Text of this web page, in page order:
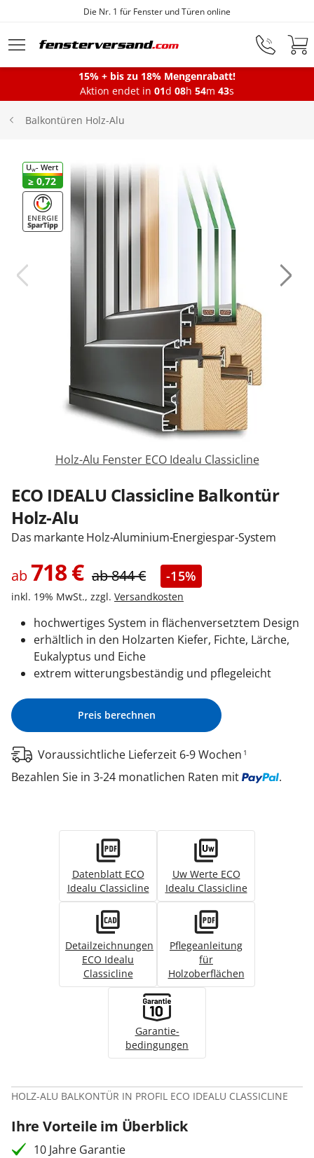
Zum Hauptinhalt springen
Die Nr. 1 für Fenster und Türen online
Montageservice
Balkontüren
Terrassentüren
Zäune & Tore
Garagentore
Anmelden / Registrieren
Kontakt / Hilfe
15% + bis zu 18% Mengenrabatt!
Aktion endet in 01d 08h 54m 42s
Balkontüren Holz-Alu
UW- Wert
≥ 0,72
Holz-Alu Fenster ECO Idealu Classicline
ECO IDEALU Classicline Balkontür
Holz-Alu
Das markante Holz-Aluminium-Energiespar-System
ab718€ ab844€ -15%
inkl. 19% MwSt., zzgl. Versandkosten
hochwertiges System in flächenversetztem Design
erhältlich in den Holzarten Kiefer, Fichte, Lärche,
Eukalyptus und Eiche
extrem witterungsbeständig und pflegeleicht
Preis berechnen
Voraussichtliche Lieferzeit 6-9 Wochen 1
Bezahlen Sie in 3-24 monatlichen Raten mit .
Datenblatt ECO
Idealu Classicline
Uw Werte ECO
Idealu Classicline
Detailzeichnungen
ECO Idealu
Classicline
Pflegeanleitung
für
Holzoberflächen
Garantie­
bedingungen
HOLZ-ALU BALKONTÜR IN PROFIL ECO IDEALU CLASSICLINE
Ihre Vorteile im Überblick
10 Jahre Garantie